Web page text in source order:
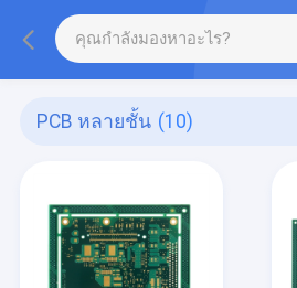
PCB หลายชั้น (10)